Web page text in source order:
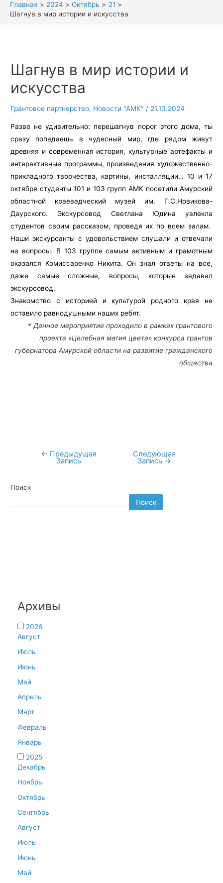
Главная 2024 Октябрь
21
Шагнув в мир истории и искусства
Шагнув в мир истории и
искусства
Грантовое партнерство, Новости "АМК" / 21.10.2024
Разве не удивительно: перешагнув порог этого дома, ты
сразу попадаешь в чудесный мир, где рядом живут
древняя и современная история, культурные артефакты и
интерактивные программы, произведения художественно-
прикладного творчества, картины, инсталляции… 10 и 17
октября студенты 101 и 103 групп АМК посетили Амурский
областной краеведческий музей им. Г.С.Новикова-
Даурского. Экскурсовод Светлана Юдина увлекла
студентов своим рассказом, проведя их по всем залам.
Наши экскурсанты с удовольствием слушали и отвечали
на вопросы. В 103 группе самым активным и грамотным
оказался Комиссаренко Никита. Он знал ответы на все,
даже самые сложные, вопросы, которые задавал
экскурсовод.
Знакомство с историей и культурой родного края не
оставило равнодушными наших ребят.
* Данное мероприятие проходило в рамках грантового
проекта «Целебная магия цвета» конкурса грантов
губернатора Амурской области на развитие гражданского
общества
Навигация
← Предыдущая
Запись
Следующая
Запись →
Поиск
Поиск
Архивы
2026
Август
Июль
Июнь
Май
Апрель
Март
Февраль
Январь
2025
Декабрь
Ноябрь
Октябрь
Сентябрь
Август
Июль
Июнь
Май